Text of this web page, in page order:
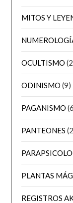
MITOS Y
OCULTISMO
ODINISMO (9)
PAGANISMO
PANTEONES
PLANTAS
REGISTROS